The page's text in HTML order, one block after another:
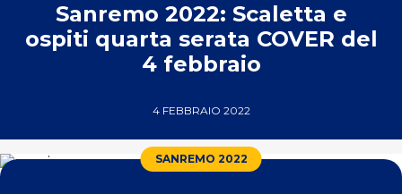
Sanremo 2022: Scaletta e
ospiti quarta serata COVER del
4 febbraio
4 FEBBRAIO 2022
SANREMO 2022